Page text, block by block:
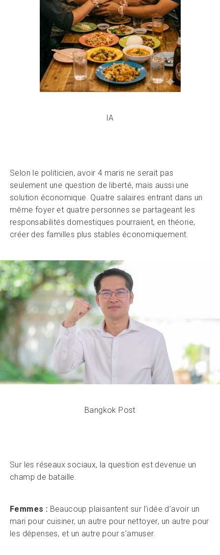
IA
Selon le politicien, avoir 4 maris ne serait pas
seulement une question de liberté, mais aussi une
solution économique. Quatre salaires entrant dans un
même foyer et quatre personnes se partageant les
responsabilités domestiques pourraient, en théorie,
créer des familles plus stables économiquement.
Bangkok Post
Sur les réseaux sociaux, la question est devenue un
champ de bataille.
Femmes : Beaucoup plaisantent sur l’idée d’avoir un
mari pour cuisiner, un autre pour nettoyer, un autre pour
les dépenses, et un autre pour s’amuser.